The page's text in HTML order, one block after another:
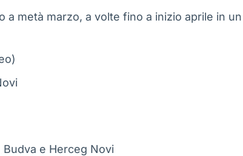
a metà marzo, a volte fino a inizio aprile in un
e Herceg Novi